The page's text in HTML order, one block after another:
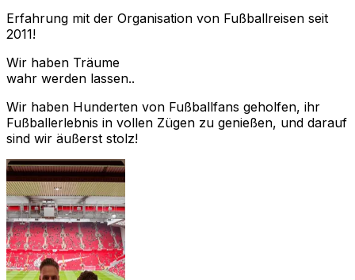
Erfahrung mit der Organisation von Fußballreisen seit
2011!
Wir haben Träume
wahr werden lassen..
Wir haben Hunderten von Fußballfans geholfen, ihr
Fußballerlebnis in vollen Zügen zu genießen, und darauf
sind wir äußerst stolz!